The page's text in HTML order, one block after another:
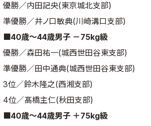
優勝／内田記央(東京城北支部)
準優勝／井ノ口敏典(川崎溝口支部)
■40歳～44歳男子 －75kg級
優勝／森田祐一(城西世田谷東支部)
準優勝／田中通典(城西世田谷東支部)
3位／鈴木隆之(西湘支部)
4位／髙橋主仁(秋田支部)
■40歳～44歳男子 ＋75kg級